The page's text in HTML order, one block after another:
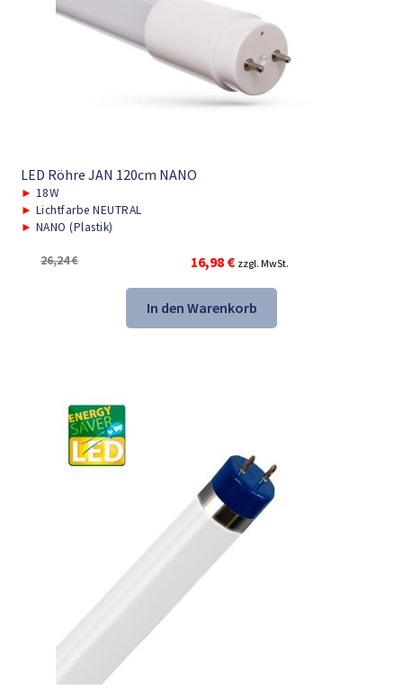
LED Röhre JAN 120cm NANO
► 18W
► Lichtfarbe NEUTRAL
► NANO (Plastik)
26,24€
Ursprünglicher
Preis
war:
26,24 €
16,98 €Aktueller
Preis
ist:
16,98 €.
zzgl. MwSt.
In den Warenkorb